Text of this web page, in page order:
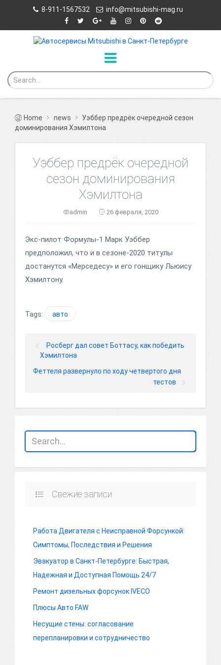
8-911-1567532 info@mitsubishi-mag.ru
Home news
Уэббер предрёк очередной сезон
доминирования Хэмилтона
Уэббер предрёк очередной
сезон доминирования
Хэмилтона
admin 26 февраля, 2020
Экс-пилот Формулы-1 Марк Уэббер
предположил, что и в сезоне-2020 титулы
достанутся «Мерседесу» и его гонщику Льюису
Хэмилтону.
Tags: авто
Росберг дал совет Боттасу, как победить
Хэмилтона
Феттеля развернуло по ходу четвертого дня
тестов
Свежие записи
Работа Двигателя с Неисправной Форсункой:
Симптомы, Последствия и Решения
Эвакуатор в Санкт-Петербурге: Быстрая,
Надежная и Доступная Помощь 24/7
Ремонт дизельных форсунок IVECO
Плюсы Авто FAW
Несущие стены: согласование
перепланировки и сотрудничество